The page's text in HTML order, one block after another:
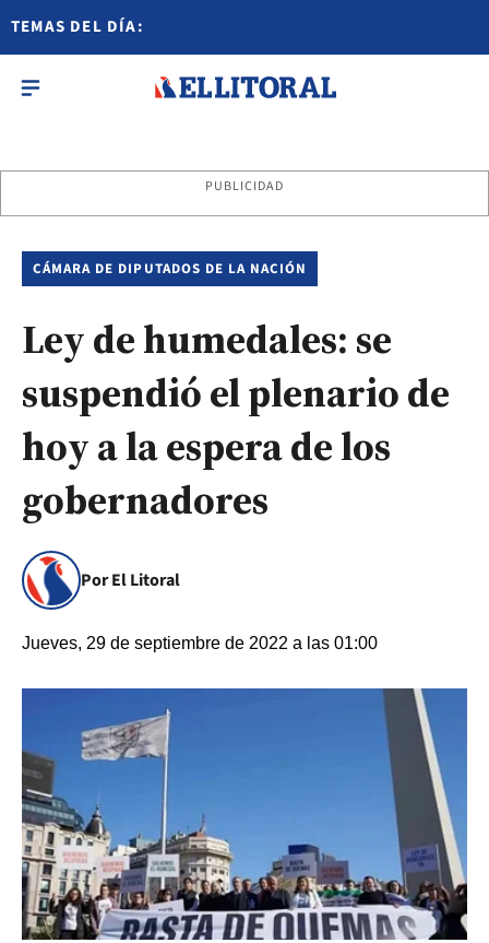
TEMAS DEL DÍA:
PUBLICIDAD
CÁMARA DE DIPUTADOS DE LA NACIÓN
Ley de humedales: se
suspendió el plenario de
hoy a la espera de los
gobernadores
Por El Litoral
Jueves, 29 de septiembre de 2022 a las 01:00